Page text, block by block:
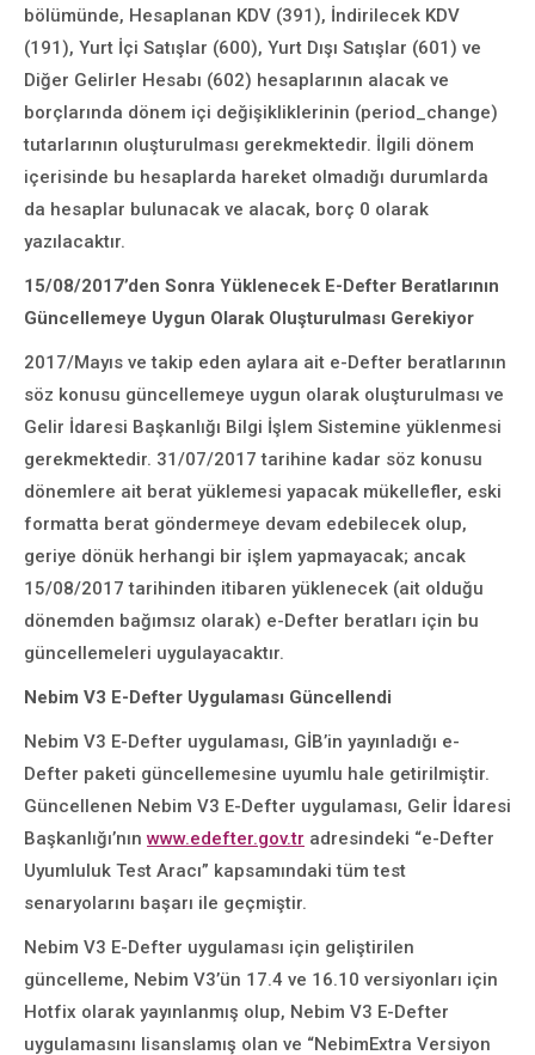
bölümünde, Hesaplanan KDV (391), İndirilecek KDV
(191), Yurt İçi Satışlar (600), Yurt Dışı Satışlar (601) ve
Diğer Gelirler Hesabı (602) hesaplarının alacak ve
borçlarında dönem içi değişikliklerinin (period_change)
tutarlarının oluşturulması gerekmektedir. İlgili dönem
içerisinde bu hesaplarda hareket olmadığı durumlarda
da hesaplar bulunacak ve alacak, borç 0 olarak
yazılacaktır.
15/08/2017’den Sonra Yüklenecek E-Defter Beratlarının
Güncellemeye Uygun Olarak Oluşturulması Gerekiyor
2017/Mayıs ve takip eden aylara ait e-Defter beratlarının
söz konusu güncellemeye uygun olarak oluşturulması ve
Gelir İdaresi Başkanlığı Bilgi İşlem Sistemine yüklenmesi
gerekmektedir. 31/07/2017 tarihine kadar söz konusu
dönemlere ait berat yüklemesi yapacak mükellefler, eski
formatta berat göndermeye devam edebilecek olup,
geriye dönük herhangi bir işlem yapmayacak; ancak
15/08/2017 tarihinden itibaren yüklenecek (ait olduğu
dönemden bağımsız olarak) e-Defter beratları için bu
güncellemeleri uygulayacaktır.
Nebim V3 E-Defter Uygulaması Güncellendi
Nebim V3 E-Defter uygulaması, GİB’in yayınladığı e-
Defter paketi güncellemesine uyumlu hale getirilmiştir.
Güncellenen Nebim V3 E-Defter uygulaması, Gelir İdaresi
Başkanlığı’nın www.edefter.gov.tr adresindeki “e-Defter
Uyumluluk Test Aracı” kapsamındaki tüm test
senaryolarını başarı ile geçmiştir.
Nebim V3 E-Defter uygulaması için geliştirilen
güncelleme, Nebim V3’ün 17.4 ve 16.10 versiyonları için
Hotfix olarak yayınlanmış olup, Nebim V3 E-Defter
uygulamasını lisanslamış olan ve “NebimExtra Versiyon